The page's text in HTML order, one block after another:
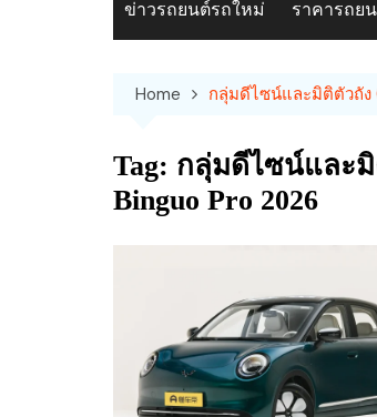
ข่าวรถยนต์รถใหม่ ราคารถย
Home กลุ่มดีไซน์และมิติตัวถัง
Tag: กลุ่มดีไซน์และมิ
Binguo Pro 2026